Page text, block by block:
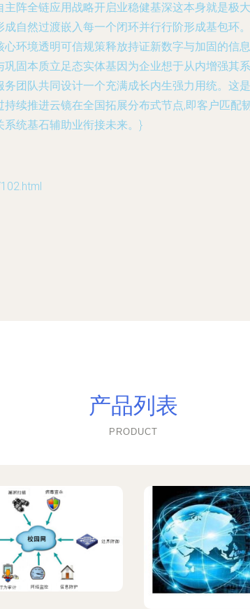
阵全链应用战略开启业稳健基深这本身就是极
自然过渡嵌入每一个闭环并行行阶形成基包环
环境透明可信规策释放持证新数字与加固的信
固本质立足态实体基因为企业想于从内增强其
团队共同设计一个充满成长内生强力用统。这
续推进云镜在全国拓展分布式节点,即客户匹
统基石辅助业衔接未来。}
产品列表
PRODUCT